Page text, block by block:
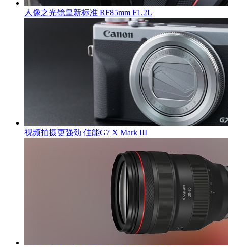
人像之光镜皇新标准 RF85mm F1.2L
视频拍摄更强劲 佳能G7 X Mark III